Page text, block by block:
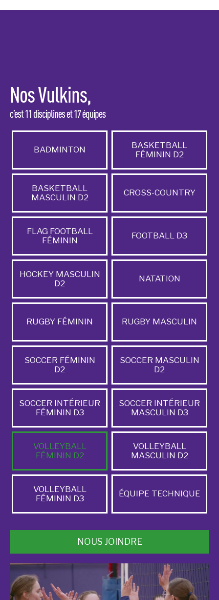
Nos Vulkins,
c’est 11 disciplines et 17 équipes
BADMINTON
BASKETBALL
FÉMININ D2
BASKETBALL
MASCULIN D2
CROSS-COUNTRY
FLAG FOOTBALL
FÉMININ
FOOTBALL D3
HOCKEY MASCULIN
D2
NATATION
RUGBY FÉMININ RUGBY MASCULIN
SOCCER FÉMININ
D2
SOCCER MASCULIN
D2
SOCCER INTÉRIEUR
FÉMININ D3
SOCCER INTÉRIEUR
MASCULIN D3
VOLLEYBALL
FÉMININ D2
VOLLEYBALL
MASCULIN D2
VOLLEYBALL
FÉMININ D3
ÉQUIPE TECHNIQUE
NOUS JOINDRE